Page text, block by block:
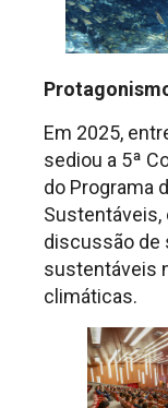
Em 2025,
sediou a 5ª
do Programa
Sustentáveis,
discussão de
sustentáveis
climáticas.